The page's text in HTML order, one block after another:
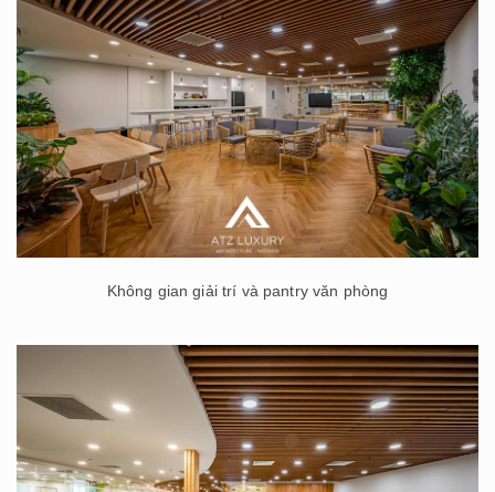
Không gian giải trí và pantry văn phòng